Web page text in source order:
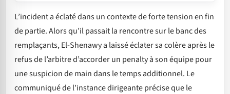
L’incident a éclaté dans un contexte de forte tension en fin
de partie. Alors qu’il passait la rencontre sur le banc des
remplaçants, El-Shenawy a laissé éclater sa colère après le
refus de l’arbitre d’accorder un penalty à son équipe pour
une suspicion de main dans le temps additionnel. Le
communiqué de l’instance dirigeante précise que le